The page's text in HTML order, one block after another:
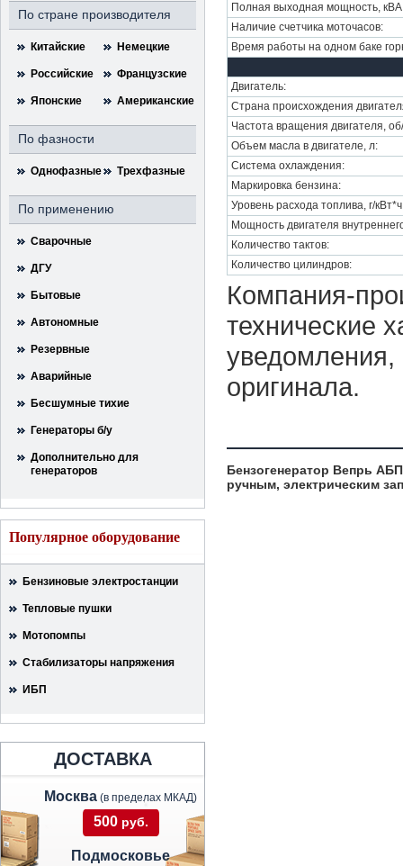
По стране производителя
Китайские Немецкие
Российские Французские
Японские Американские
По фазности
Однофазные Трехфазные
По применению
Сварочные
ДГУ
Бытовые
Автономные
Резервные
Аварийные
Бесшумные тихие
Генераторы б/у
Дополнительно для
генераторов
Популярное оборудование
Бензиновые электростанции
Тепловые пушки
Мотопомпы
Стабилизаторы напряжения
ИБП
ДОСТАВКА
Москва (в пределах МКАД)
500 руб.
Подмосковье
Полная выходная мощность,
Наличие счетчика моточасов:
Время работы на одном баке
Двигатель:
Страна происхождения
Частота вращения двигателя,
Объем масла в двигателе, л:
Система охлаждения:
Маркировка бензина:
Уровень расхода топлива, г/
Мощность двигателя
Количество тактов:
Количество цилиндров:
Компания-
технические
уведомления,
оригинала.
Бензогенератор Вепрь
ручным, электрическим